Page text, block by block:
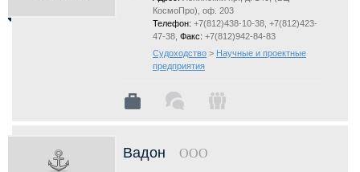
КосмоПро), оф. 203
Телефон: +7(812)438-10-38, +7(812)423-
47-38, Факс: +7(812)942-84-83
Судоходство > Научные и проектные
предприятия
Вадон ООО